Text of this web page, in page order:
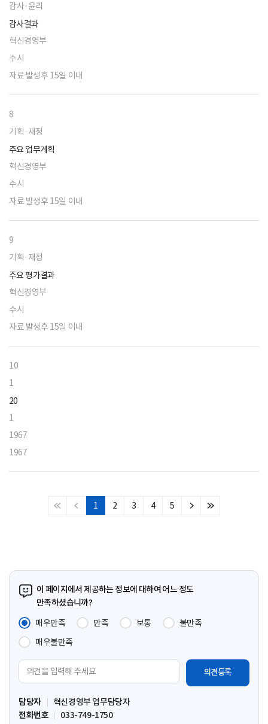
감사·윤리
감사결과
혁신경영부
수시
자료 발생후 15일 이내
8
기획·재정
주요 업무계획
혁신경영부
수시
자료 발생후 15일 이내
9
기획·재정
주요 평가결과
혁신경영부
수시
자료 발생후 15일 이내
10
1
20
1
1967
1967
처
이
1 2 3 4 5
다
마
이 페이지에서 제공하는 정보에 대하여 어느 정도
만족하셨습니까?
매우만족
만족 보통
불만족
매우불만족
견
입
력
담당자
혁신경영부 업무담당자
전화번호
033-749-1750